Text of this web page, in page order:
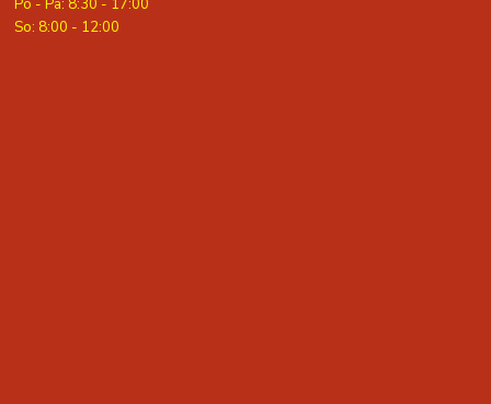
Po - Pa: 8:30 - 17:00
So: 8:00 - 12:00